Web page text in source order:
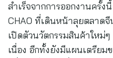
สำเร็จจากการออกงานครั้ง
CHAO ที่เดินหน้าลุยตลาด
เปิดตัวนวัตกรรมสินค้าใหม่
เนื่อง อีกทั้งยังมีแผนเตรีย